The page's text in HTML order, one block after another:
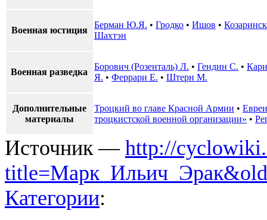
Военная юстиция
Берман Ю.Я. • Гродко • Ишов •
Шахтэн
Военная разведка
Борович (Розенталь) Л. • Гендин С. •
Я. • Феррари Е. • Штерн М.
Дополнительные
материалы
Троцкий во главе Красной Армии •
троцкистской военной организации» •
Источник — http://
Категории: